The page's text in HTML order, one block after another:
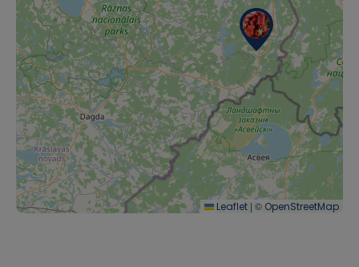
Leaflet | © OpenStreetMap